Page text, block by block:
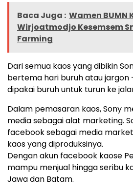
Baca Juga : Wamen BUMN
Wirjoatmodjo Kesemsem
Farming
Dari semua kaos yang dibikin
bertema hari buruh atau jargon
dipakai buruh untuk turun ke
Dalam pemasaran kaos, Sony
media sebagai alat marketing.
facebook sebagai media
kaos yang diproduksinya.
Dengan akun facebook kaose
mampu menjual hingga seribu
Jawa dan Batam.